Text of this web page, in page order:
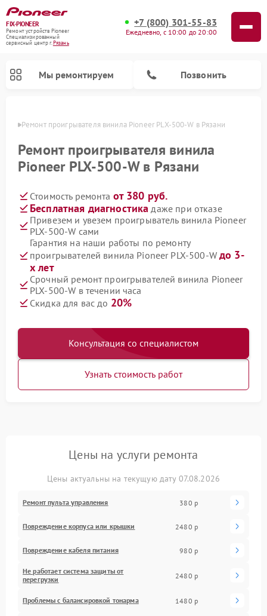
FIX-PIONEER
Ремонт устройств Pioneer
Специализированный
cервисный центр г.Рязань
+7 (800) 301-55-83
Ежедневно, с 10:00 до 20:00
Мы ремонтируем Позвонить
Ремонт проигрывателя винила Pioneer PLX‑500‑W в Рязани
Ремонт проигрывателя винила
Pioneer PLX‑500‑W в Рязани
Стоимость ремонта от 380 руб.
Бесплатная диагностика даже при отказе
Привезем и увезем проигрыватель винила Pioneer
PLX‑500‑W сами
Гарантия на наши работы по ремонту
проигрывателей винила Pioneer PLX‑500‑W до 3-
х лет
Срочный ремонт проигрывателей винила Pioneer
PLX‑500‑W в течении часа
Скидка для вас до 20%
Консультация со специалистом
Узнать стоимость работ
Цены на услуги ремонта
Цены актуальны на текущую дату 07.08.2026
Ремонт пульта управления 380 р
Повреждение корпуса или крышки 2480 р
Повреждение кабеля питания 980 р
Не работает система защиты от
перегрузки
2480 р
Проблемы с балансировкой тонарма 1480 р